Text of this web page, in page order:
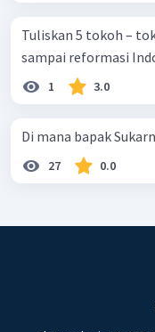
Tuliskan 5 tokoh –
sampai reformasi
1 3.0
Di mana bapak
27 0.0